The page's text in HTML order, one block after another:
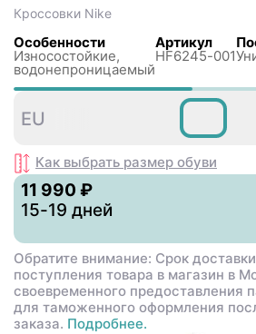
Кроссовки Nike
Особенности
Износостойкие,
водонепроницаемый
Артикул
HF6245-001
EU
Как выбрать размер обуви
11 990 ₽
15-19 дней
Обратите внимание: Срок
поступления товара в магазин в
своевременного предоставления
для таможенного оформления
заказа. Подробнее.